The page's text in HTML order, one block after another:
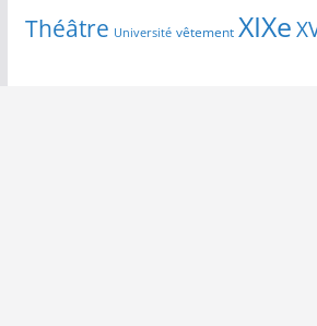
Théâtre Université vêtement XIXe